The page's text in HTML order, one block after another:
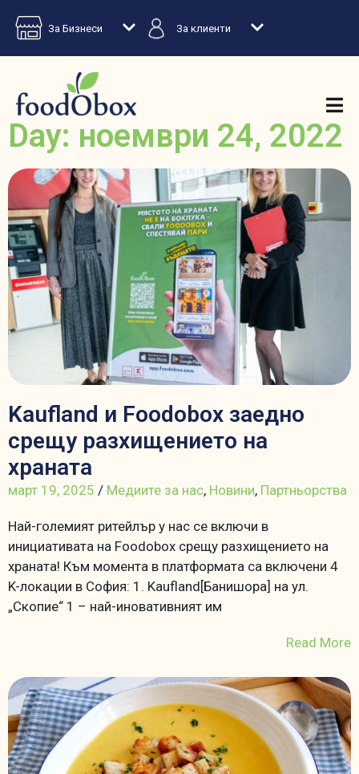
За Бизнеси За клиенти
Day: ноември 24, 2022
Kaufland и Foodobox заедно
срещу разхищението на
храната
март 19, 2025 / Медиите за нас, Новини, Партньорства
Най-големият ритейлър у нас се включи в
инициативата на Foodobox срещу разхищението на
храната! Към момента в платформата са включени 4
K-локации в София: 1. Kaufland[Банишора] на ул.
„Скопие“ 1 – най-иновативният им
Read More